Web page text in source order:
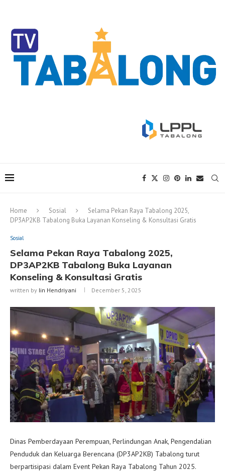
Home Sosial
Selama Pekan Raya Tabalong 2025,
DP3AP2KB Tabalong Buka Layanan Konseling & Konsultasi Gratis
Sosial
Selama Pekan Raya Tabalong 2025,
DP3AP2KB Tabalong Buka Layanan
Konseling & Konsultasi Gratis
written by Iin Hendriyani December 5, 2025
Dinas Pemberdayaan Perempuan, Perlindungan Anak, Pengendalian
Penduduk dan Keluarga Berencana (DP3AP2KB) Tabalong turut
berpartisipasi dalam Event Pekan Raya Tabalong Tahun 2025.